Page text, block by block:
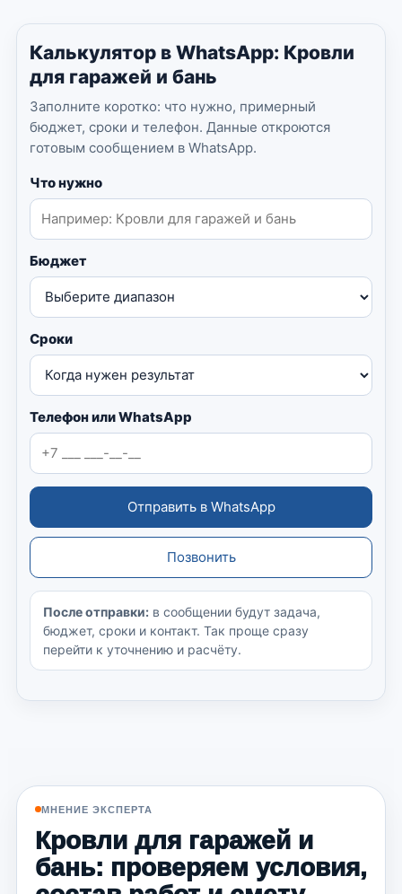
Калькулятор в WhatsApp: Кровли
для гаражей и бань
Заполните коротко: что нужно, примерный
бюджет, сроки и телефон. Данные откроются
готовым сообщением в WhatsApp.
Что нужно
Бюджет
Сроки
Телефон или WhatsApp
Отправить в WhatsApp
Позвонить
После отправки: в сообщении будут задача,
бюджет, сроки и контакт. Так проще сразу
перейти к уточнению и расчёту.
МНЕНИЕ ЭКСПЕРТА
Кровли для гаражей и
бань: проверяем условия,